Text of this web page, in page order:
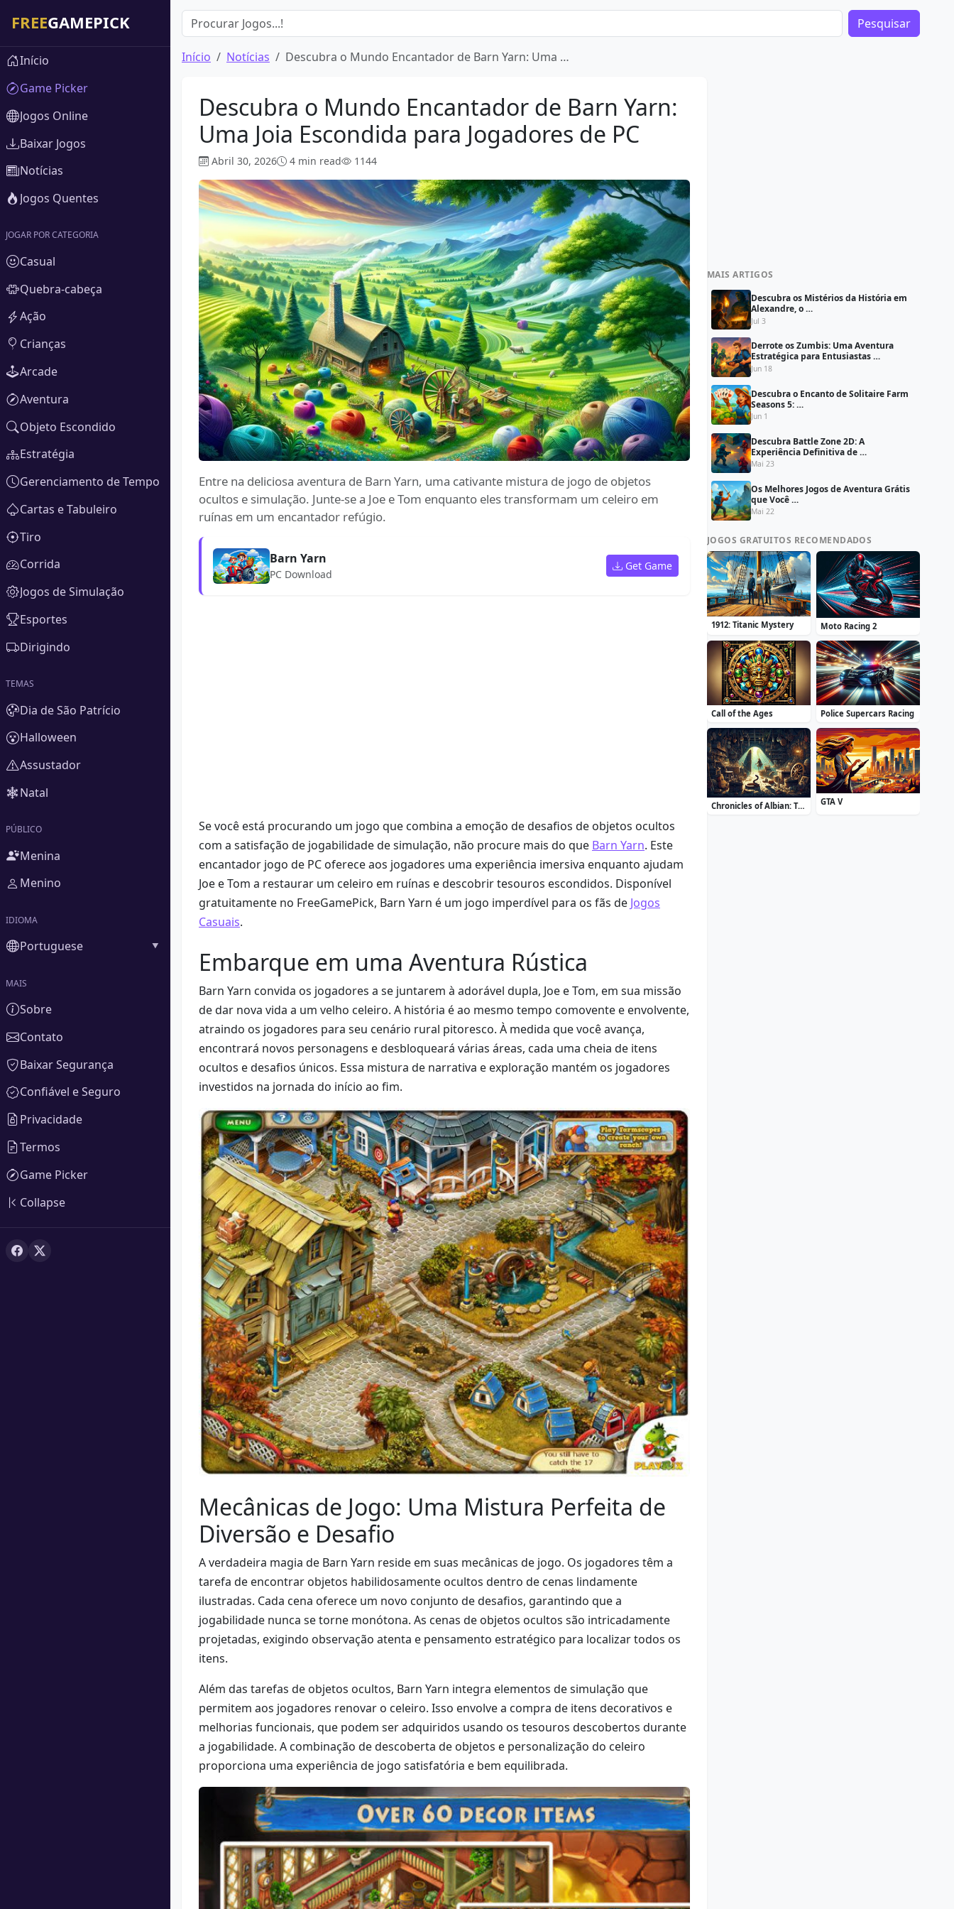
Pesquisar
Início Notícias Descubra o Mundo Encantador de Barn Yarn: Uma …
Descubra o Mundo Encantador de Barn Yarn:
Uma Joia Escondida para Jogadores de PC
Abril 30, 2026 4 min read 1144
Entre na deliciosa aventura de Barn Yarn, uma cativante mistura de jogo de objetos
ocultos e simulação. Junte-se a Joe e Tom enquanto eles transformam um celeiro em
ruínas em um encantador refúgio.
Barn Yarn
PC Download
Get Game
Se você está procurando um jogo que combina a emoção de desafios de objetos ocultos
com a satisfação de jogabilidade de simulação, não procure mais do que Barn Yarn. Este
encantador jogo de PC oferece aos jogadores uma experiência imersiva enquanto ajudam
Joe e Tom a restaurar um celeiro em ruínas e descobrir tesouros escondidos. Disponível
gratuitamente no FreeGamePick, Barn Yarn é um jogo imperdível para os fãs de Jogos
Casuais.
Embarque em uma Aventura Rústica
Barn Yarn convida os jogadores a se juntarem à adorável dupla, Joe e Tom, em sua missão
de dar nova vida a um velho celeiro. A história é ao mesmo tempo comovente e envolvente,
atraindo os jogadores para seu cenário rural pitoresco. À medida que você avança,
encontrará novos personagens e desbloqueará várias áreas, cada uma cheia de itens
ocultos e desafios únicos. Essa mistura de narrativa e exploração mantém os jogadores
investidos na jornada do início ao fim.
Mecânicas de Jogo: Uma Mistura Perfeita de
Diversão e Desafio
A verdadeira magia de Barn Yarn reside em suas mecânicas de jogo. Os jogadores têm a
tarefa de encontrar objetos habilidosamente ocultos dentro de cenas lindamente
ilustradas. Cada cena oferece um novo conjunto de desafios, garantindo que a
jogabilidade nunca se torne monótona. As cenas de objetos ocultos são intricadamente
projetadas, exigindo observação atenta e pensamento estratégico para localizar todos os
itens.
Além das tarefas de objetos ocultos, Barn Yarn integra elementos de simulação que
permitem aos jogadores renovar o celeiro. Isso envolve a compra de itens decorativos e
melhorias funcionais, que podem ser adquiridos usando os tesouros descobertos durante
a jogabilidade. A combinação de descoberta de objetos e personalização do celeiro
proporciona uma experiência de jogo satisfatória e bem equilibrada.
MAIS ARTIGOS
Descubra os Mistérios da História em
Alexandre, o …
Jul 3
Derrote os Zumbis: Uma Aventura
Estratégica para Entusiastas …
Jun 18
Descubra o Encanto de Solitaire Farm
Seasons 5: …
Jun 1
Descubra Battle Zone 2D: A
Experiência Definitiva de …
Mai 23
Os Melhores Jogos de Aventura Grátis
que Você …
Mai 22
JOGOS GRATUITOS RECOMENDADOS
1912: Titanic Mystery Moto Racing 2
Call of the Ages Police Supercars Racing
Chronicles of Albian: The Magic Convention GTA V
Início
Game Picker
Jogos Online
Baixar Jogos
Notícias
Jogos Quentes
JOGAR POR CATEGORIA
Casual
Quebra-cabeça
Ação
Crianças
Arcade
Aventura
Objeto Escondido
Estratégia
Gerenciamento de Tempo
Cartas e Tabuleiro
Tiro
Corrida
Jogos de Simulação
Esportes
Dirigindo
TEMAS
Dia de São Patrício
Halloween
Assustador
Natal
PÚBLICO
Menina
Menino
IDIOMA
Portuguese
MAIS
Sobre
Contato
Baixar Segurança
Confiável e Seguro
Privacidade
Termos
Game Picker
Collapse